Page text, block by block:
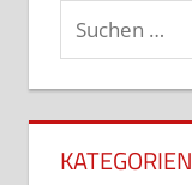
Suchen
nach:
KATEGORIEN